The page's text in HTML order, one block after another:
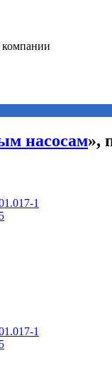
насосам»,
1
1